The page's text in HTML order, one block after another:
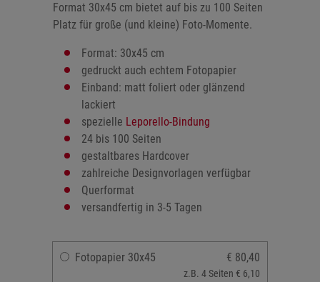
Format 30x45 cm bietet auf bis zu 100 Seiten
Platz für große (und kleine) Foto-Momente.
Format: 30x45 cm
gedruckt auch echtem Fotopapier
Einband: matt foliert oder glänzend
lackiert
spezielle Leporello-Bindung
24 bis 100 Seiten
gestaltbares Hardcover
zahlreiche Designvorlagen verfügbar
Querformat
versandfertig in 3-5 Tagen
Fotopapier 30x45 € 80,40
z.B. 4 Seiten € 6,10